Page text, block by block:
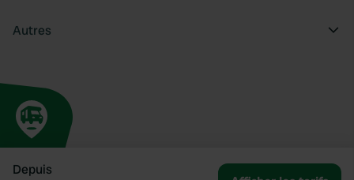
Depuis
Autres